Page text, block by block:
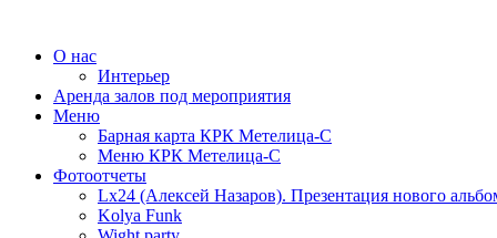
О нас
Интерьер
Аренда залов под мероприятия
Меню
Барная карта КРК Метелица-С
Меню КРК Метелица-С
Фотоотчеты
Lx24 (Алексей Назаров). Презентация нового
Kolya Funk